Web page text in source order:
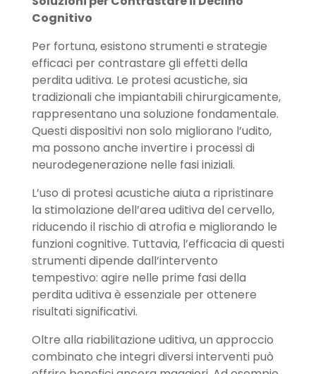
Cognitivo
Per fortuna, esistono strumenti e strategie
efficaci per contrastare gli effetti della
perdita uditiva. Le protesi acustiche, sia
tradizionali che impiantabili chirurgicamente,
rappresentano una soluzione fondamentale.
Questi dispositivi non solo migliorano l’udito,
ma possono anche invertire i processi di
neurodegenerazione nelle fasi iniziali.
L’uso di protesi acustiche aiuta a ripristinare
la stimolazione dell’area uditiva del cervello,
riducendo il rischio di atrofia e migliorando le
funzioni cognitive. Tuttavia, l’efficacia di questi
strumenti dipende dall’intervento
tempestivo: agire nelle prime fasi della
perdita uditiva è essenziale per ottenere
risultati significativi.
Oltre alla riabilitazione uditiva, un approccio
combinato che integri diversi interventi può